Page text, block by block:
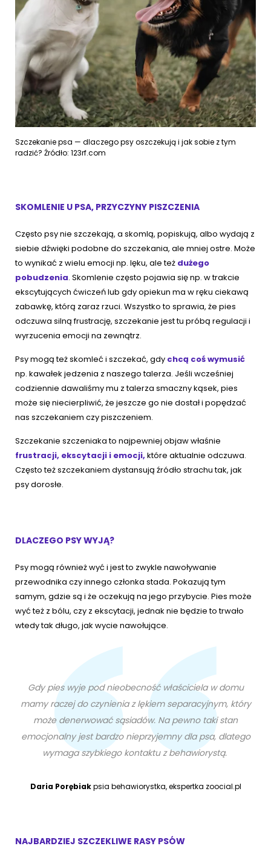
Szczekanie psa — dlaczego psy oszczekują i jak sobie z tym
radzić? Źródło: 123rf.com
SKOMLENIE U PSA, PRZYCZYNY PISZCZENIA
Często psy nie szczekają, a skomlą, popiskują, albo wydają z
siebie dźwięki podobne do szczekania, ale mniej ostre. Może
to wynikać z wielu emocji np. lęku, ale też dużego
pobudzenia. Skomlenie często pojawia się np. w trakcie
ekscytujących ćwiczeń lub gdy opiekun ma w ręku ciekawą
zabawkę, którą zaraz rzuci. Wszystko to sprawia, że pies
odczuwa silną frustrację, szczekanie jest tu próbą regulacji i
wyrzucenia emocji na zewnątrz.
Psy mogą też skomleć i szczekać, gdy chcą coś wymusić
np. kawałek jedzenia z naszego talerza. Jeśli wcześniej
codziennie dawaliśmy mu z talerza smaczny kąsek, pies
może się niecierpliwić, że jeszcze go nie dostał i popędzać
nas szczekaniem czy piszczeniem.
Szczekanie szczeniaka to najpewniej objaw właśnie
frustracji, ekscytacji i emocji, które aktualnie odczuwa.
Często też szczekaniem dystansują źródło strachu tak, jak
psy dorosłe.
DLACZEGO PSY WYJĄ?
Psy mogą również wyć i jest to zwykle nawoływanie
przewodnika czy innego członka stada. Pokazują tym
samym, gdzie są i że oczekują na jego przybycie. Pies może
wyć też z bólu, czy z ekscytacji, jednak nie będzie to trwało
wtedy tak długo, jak wycie nawołujące.
Gdy pies wyje pod nieobecność właściciela w domu
mamy raczej do czynienia z lękiem separacyjnym, który
może denerwować sąsiadów. Na pewno taki stan
emocjonalny jest bardzo nieprzyjemny dla psa, dlatego
wymaga szybkiego kontaktu z behawiorystą.
Daria Porębiakpsia behawiorystka, ekspertka zoocial.pl
NAJBARDZIEJ SZCZEKLIWE RASY PSÓW